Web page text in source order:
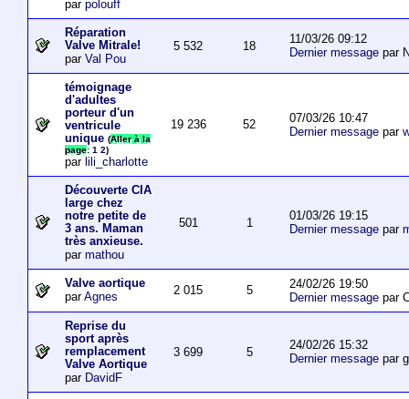
par polouff
Réparation
Valve Mitrale!
par Val Pou
5 532 18
11/03/26 09:12
Dernier messagepar
témoignage
d'adultes
porteur d'un
ventricule
unique (Aller à la
page: 1 2)
par lili_charlotte
19 236 52
07/03/26 10:47
Dernier messagepar
Découverte CIA
large chez
notre petite de
3 ans. Maman
très anxieuse.
par mathou
501 1
01/03/26 19:15
Dernier messagepar
Valve aortique
parAgnes 2 015 5
24/02/26 19:50
Dernier messagepar
Reprise du
sport après
remplacement
Valve Aortique
par DavidF
3 699 5
24/02/26 15:32
Dernier messagepar